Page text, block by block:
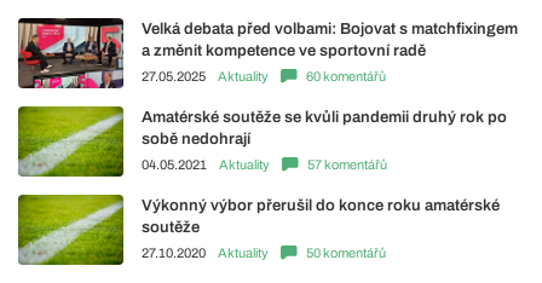
Velká debata před volbami: Bojovat s matchfixingem
a změnit kompetence ve sportovní radě
27.05.2025 Aktuality 60 komentářů
Amatérské soutěže se kvůli pandemii druhý rok po
sobě nedohrají
04.05.2021 Aktuality 57 komentářů
Výkonný výbor přerušil do konce roku amatérské
soutěže
27.10.2020 Aktuality 50 komentářů